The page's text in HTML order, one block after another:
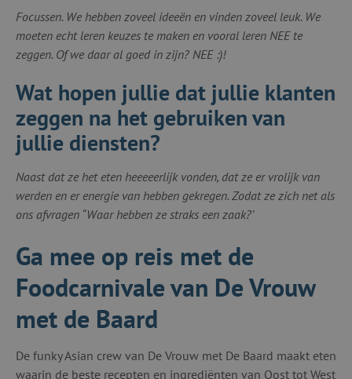
Focussen. We hebben zoveel ideeën en vinden zoveel leuk. We
moeten echt leren keuzes te maken en vooral leren NEE te
zeggen. Of we daar al goed in zijn? NEE :)!
Wat hopen jullie dat jullie klanten
zeggen na het gebruiken van
jullie diensten?
Naast dat ze het eten heeeeerlijk vonden, dat ze er vrolijk van
werden en er energie van hebben gekregen. Zodat ze zich net als
ons afvragen “Waar hebben ze straks een zaak?’
Ga mee op reis met de
Foodcarnivale van De Vrouw
met de Baard
De funky Asian crew van De Vrouw met De Baard maakt eten
waarin de beste recepten en ingrediënten van Oost tot West